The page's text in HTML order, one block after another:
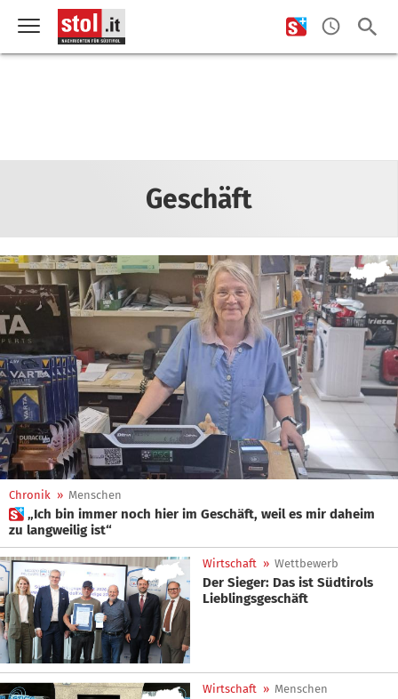
Geschäft
Chronik » Menschen
 „Ich bin immer noch hier im Geschäft, weil es mir daheim
zu langweilig ist“
Wirtschaft » Wettbewerb
Der Sieger: Das ist Südtirols
Lieblingsgeschäft
Wirtschaft » Menschen